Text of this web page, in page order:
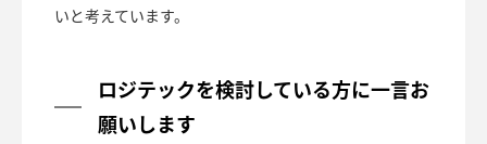
いと考えています。
ロジテックを検討している方に一言お
願いします